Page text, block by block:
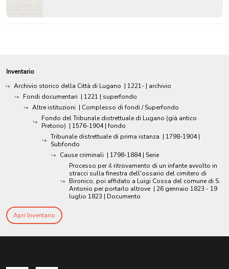
Inventario
Archivio storico della Città di Lugano | 1221- | archivio
Fondi documentari | 1221 | superfondo
Altre istituzioni | Complesso di fondi / Superfondo
Fondo del Tribunale distrettuale di Lugano (già antico
Pretorio) | 1576-1904 | fondo
Tribunale distrettuale di prima istanza | 1798-1904 |
Subfondo
Cause criminali | 1798-1884 | Serie
Processo per il ritrovamento di un infante avvolto in
stracci sulla finestra dell'ossario del cimitero di
Bironico, poi affidato a Luigi Cossa del comune di S.
Antonio per portarlo altrove | 26 gennaio 1823 - 19
luglio 1823 | Documento
Apri Inventario